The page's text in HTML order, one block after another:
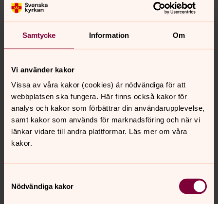
Samtycke Information Om
Vi använder kakor
Vissa av våra kakor (cookies) är nödvändiga för att
webbplatsen ska fungera. Här finns också kakor för
analys och kakor som förbättrar din användarupplevelse,
samt kakor som används för marknadsföring och när vi
länkar vidare till andra plattformar. Läs mer om våra
kakor.
Nödvändiga kakor
Ombudets uppgift är att granska att
begravningsavgiften används rätt, samt bevaka
Förslag på psalmer och sånger
vid begravning
Förslag på psalmer och sånger vid begravning
Den levande musiken är en betydelsefull del av
begravningen. Kyrkomusikern tar gärna emot
önskemål och ger tips kring musiken vid